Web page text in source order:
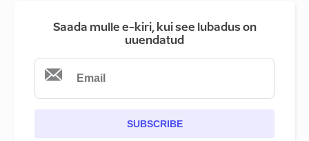
Saada mulle e-kiri, kui see lubadus on
uuendatud
SUBSCRIBE